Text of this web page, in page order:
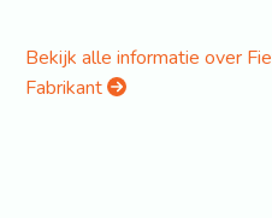
Bekijk alle informatie over
Fabrikant